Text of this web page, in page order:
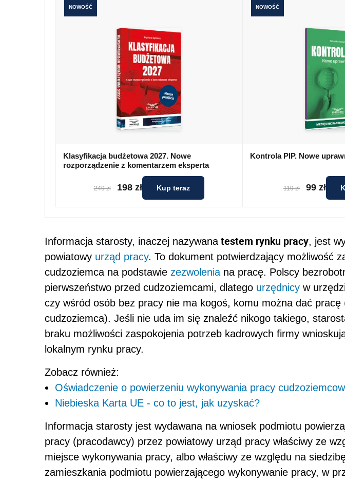
NOWOŚĆ
Klasyfikacja budżetowa 2027. Nowe
rozporządzenie z komentarzem eksperta
249 zł 198 zł Kup teraz
NOWOŚĆ
Kontrola PIP. Nowe
119 zł 99 zł
Informacja starosty, inaczej nazywanatestem rynku pracy, jest
powiatowy urząd pracy. To dokument potwierdzający możliwość
cudzoziemca na podstawie zezwolenia na pracę. Polscy
pierwszeństwo przed cudzoziemcami, dlatego urzędnicy w
czy wśród osób bez pracy nie ma kogoś, komu można dać pracę
cudzoziemca). Jeśli nie uda im się znaleźć nikogo takiego,
braku możliwości zaspokojenia potrzeb kadrowych firmy
lokalnym rynku pracy.
Zobacz również:
Oświadczenie o powierzeniu wykonywania pracy
Niebieska Karta UE - co to jest, jak uzyskać?
Informacja starosty jest wydawana na wniosek podmiotu
pracy (pracodawcy) przez powiatowy urząd pracy właściwy ze
miejsce wykonywania pracy, albo właściwy ze względu na
zamieszkania podmiotu powierzającego wykonywanie pracy, w